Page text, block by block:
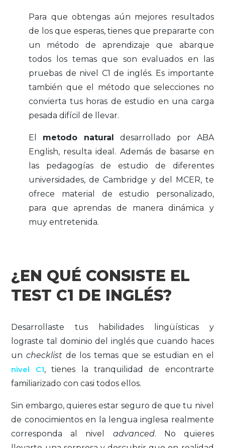
Para que obtengas aún mejores resultados
de los que esperas, tienes que prepararte con
un método de aprendizaje que abarque
todos los temas que son evaluados en las
pruebas de nivel C1 de inglés. Es importante
también que el método que selecciones no
convierta tus horas de estudio en una carga
pesada difícil de llevar.
El metodo natural desarrollado por ABA
English, resulta ideal. Además de basarse en
las pedagogías de estudio de diferentes
universidades, de Cambridge y del MCER, te
ofrece material de estudio personalizado,
para que aprendas de manera dinámica y
muy entretenida.
¿EN QUÉ CONSISTE EL
TEST C1 DE INGLÉS?
Desarrollaste tus habilidades lingüísticas y
lograste tal dominio del inglés que cuando haces
unchecklist de los temas que se estudian en el
nivel C1, tienes la tranquilidad de encontrarte
familiarizado con casi todos ellos.
Sin embargo, quieres estar seguro de que tu nivel
de conocimientos en la lengua inglesa realmente
corresponda al nivel advanced. No quieres